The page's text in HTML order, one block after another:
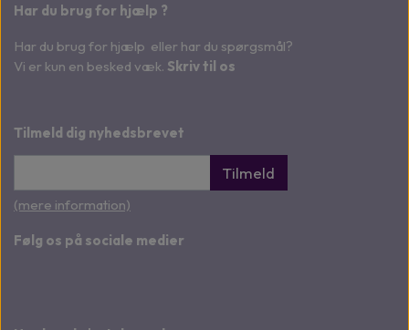
Har du brug for hjælp ?
Har du brug for hjælp eller har du spørgsmål?
Vi er kun en besked væk. Skriv til os
Tilmeld dig nyhedsbrevet
Tilmeld
(mere information)
Følg os på sociale medier